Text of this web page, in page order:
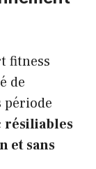
de
période
résiliables
et sans